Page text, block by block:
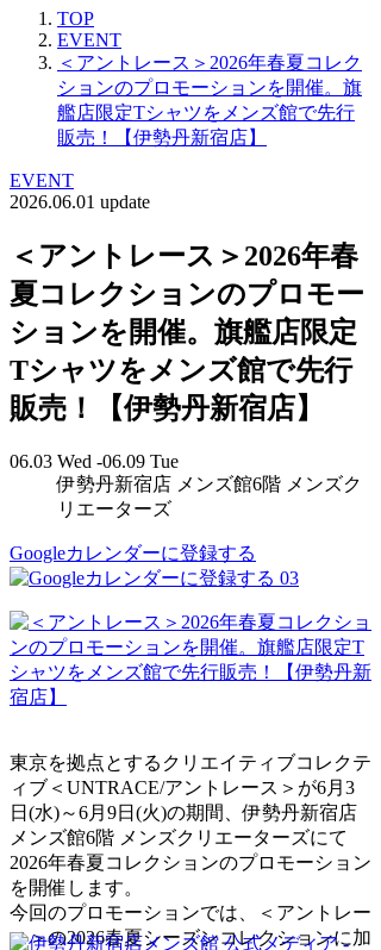
TOP
EVENT
＜アントレース＞2026年春夏コレク
ションのプロモーションを開催。旗
艦店限定Tシャツをメンズ館で先行
販売！【伊勢丹新宿店】
EVENT
2026.06.01 update
＜アントレース＞2026年春
夏コレクションのプロモー
ションを開催。旗艦店限定
Tシャツをメンズ館で先行
販売！【伊勢丹新宿店】
06.03 Wed -06.09 Tue
伊勢丹新宿店 メンズ館6階 メンズク
リエーターズ
Googleカレンダーに登録する
03
東京を拠点とするクリエイティブコレクテ
ィブ＜UNTRACE/アントレース＞が6月3
日(水)～6月9日(火)の期間、伊勢丹新宿店
メンズ館6階 メンズクリエーターズにて
2026年春夏コレクションのプロモーション
を開催します。
今回のプロモーションでは、＜アントレー
ス＞の2026春夏シーズンコレクションに加